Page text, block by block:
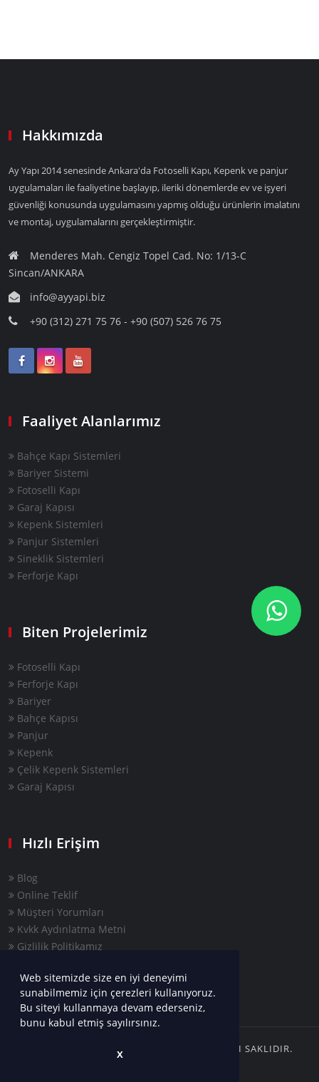
Web sitemizde size en iyi deneyimi
sunabilmemiz için çerezleri kullanıyoruz.
Bu siteyi kullanmaya devam ederseniz,
bunu kabul etmiş sayılırsınız.
X
Hakkımızda
Ay Yapı 2014 senesinde Ankara'da Fotoselli Kapı, Kepenk ve panjur
uygulamaları ile faaliyetine başlayıp, ileriki dönemlerde ev ve işyeri
güvenliği konusunda uygulamasını yapmış olduğu ürünlerin imalatını
ve montaj, uygulamalarını gerçekleştirmiştir.
Menderes Mah. Cengiz Topel Cad. No: 1/13-C
Sincan/ANKARA
info@ayyapi.biz
+90 (312) 271 75 76 - +90 (507) 526 76 75
Faaliyet Alanlarımız
Bahçe Kapı Sistemleri
Bariyer Sistemi
Fotoselli Kapı
Garaj Kapısı
Kepenk Sistemleri
Panjur Sistemleri
Sineklik Sistemleri
Ferforje Kapı
Biten Projelerimiz
Fotoselli Kapı
Ferforje Kapı
Bariyer
Bahçe Kapısı
Panjur
Kepenk
Çelik Kepenk Sistemleri
Garaj Kapısı
Hızlı Erişim
Blog
Online Teklif
Müşteri Yorumları
Kvkk Aydınlatma Metni
Gizlilik Politikamız
COPYRIGHTS © 2022 AYYAPI | TÜM HAKLARI SAKLIDIR.